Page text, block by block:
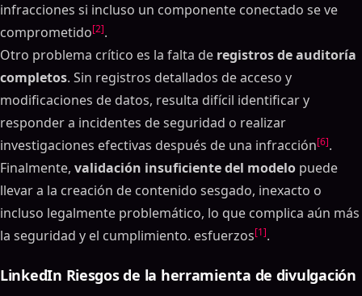
infracciones si incluso un componente conectado se ve
comprometido[2].
Otro problema crítico es la falta de registros de auditoría
completos. Sin registros detallados de acceso y
modificaciones de datos, resulta difícil identificar y
responder a incidentes de seguridad o realizar
investigaciones efectivas después de una infracción[6].
Finalmente, validación insuficiente del modelo puede
llevar a la creación de contenido sesgado, inexacto o
incluso legalmente problemático, lo que complica aún más
la seguridad y el cumplimiento. esfuerzos[1].
LinkedIn Riesgos de la herramienta de divulgación